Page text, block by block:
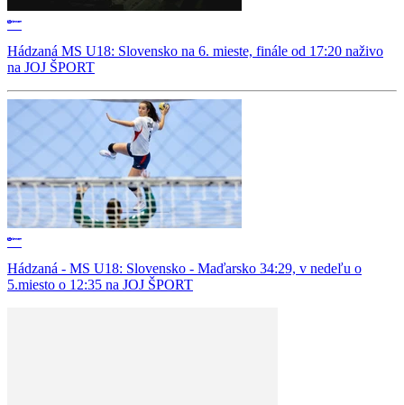
Hádzaná MS U18: Slovensko na 6. mieste, finále od 17:20 naživo
na JOJ ŠPORT
Hádzaná - MS U18: Slovensko - Maďarsko 34:29, v nedeľu o
5.miesto o 12:35 na JOJ ŠPORT